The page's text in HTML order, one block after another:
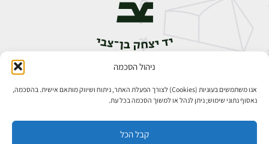
ניהול הסכמה
אנו משתמשים בעוגיות (Cookies) לצורך הפעלת האתר, ניתוח ושיווק מותאם אישית. בהסכמה,
נאסוף נתוני שימוש; ניתן לנהל או למשוך הסכמה בכל עת.
קבל הכל
אבן גבירול 14, רחביה, ירושלים